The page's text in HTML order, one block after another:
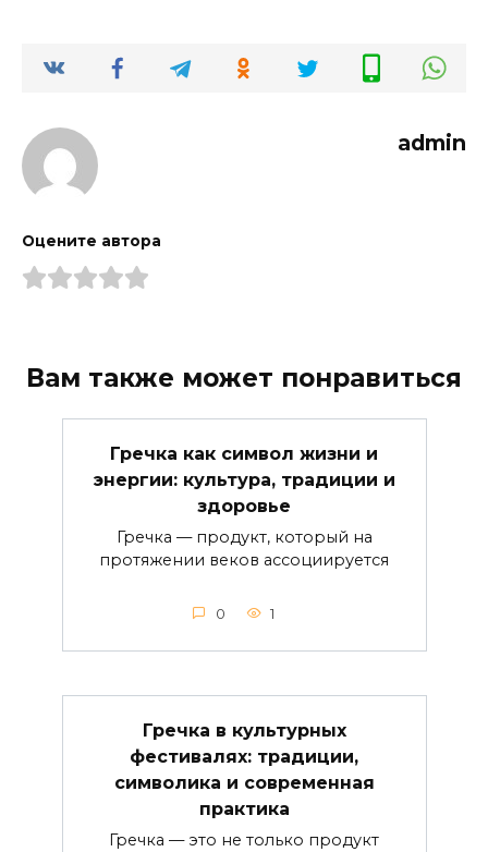
admin
Оцените автора
Вам также может понравиться
Гречка как символ жизни и
энергии: культура, традиции и
здоровье
Гречка — продукт, который на
протяжении веков ассоциируется
0 1
Гречка в культурных
фестивалях: традиции,
символика и современная
практика
Гречка — это не только продукт